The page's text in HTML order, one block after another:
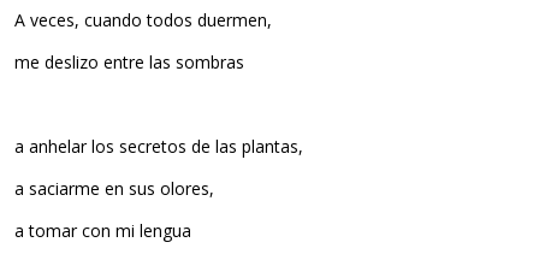
A veces, cuando todos duermen,
me deslizo entre las sombras
a anhelar los secretos de las plantas,
a saciarme en sus olores,
a tomar con mi lengua